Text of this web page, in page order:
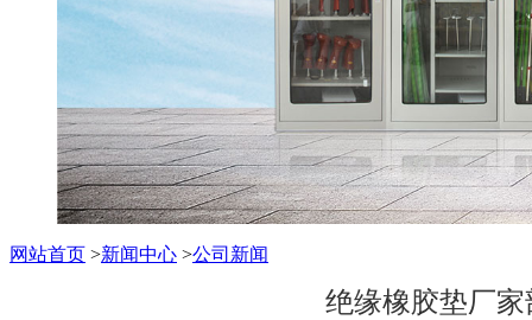
网站首页 >新闻中心 >公司新闻
绝缘橡胶垫厂